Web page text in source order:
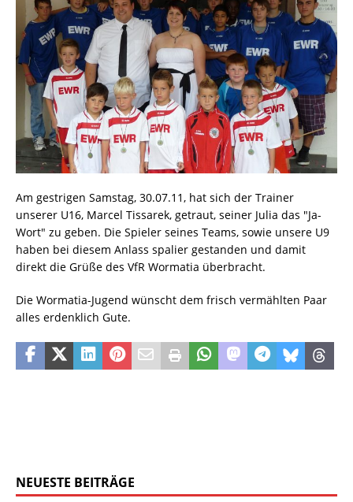
Am gestrigen Samstag, 30.07.11, hat sich der Trainer
unserer U16, Marcel Tissarek, getraut, seiner Julia das "Ja-
Wort" zu geben. Die Spieler seines Teams, sowie unsere U9
haben bei diesem Anlass spalier gestanden und damit
direkt die Grüße des VfR Wormatia überbracht.
Die Wormatia-Jugend wünscht dem frisch vermählten Paar
alles erdenklich Gute.
NEUESTE BEITRÄGE